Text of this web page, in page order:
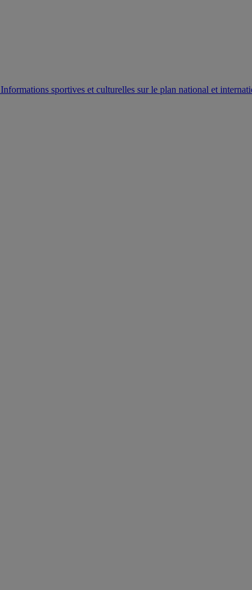
Informations sportives et culturelles sur le plan national et